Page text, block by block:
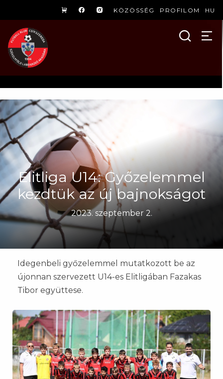
KÖZÖSSÉG PROFILOM HU
Elitliga U14: Győzelemmel
kezdtük az új bajnokságot
2023. szeptember 2.
Idegenbeli győzelemmel mutatkozott be az
újonnan szervezett U14-es Elitligában Fazakas
Tibor együttese.